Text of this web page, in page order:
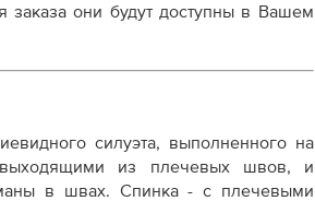
заказа они будут доступны в Вашем
силуэта, выполненного на
выходящими из плечевых швов, и
в швах. Спинка - с плечевыми